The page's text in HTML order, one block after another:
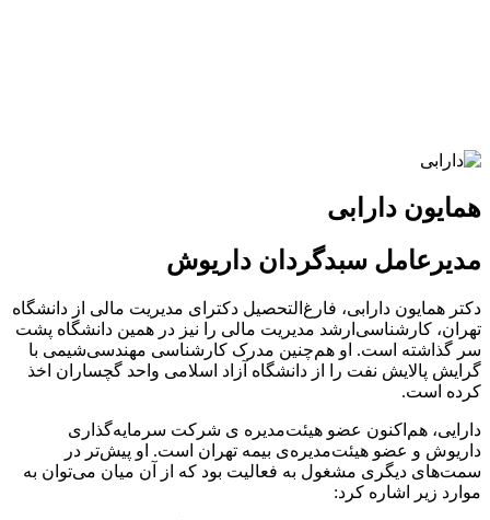
همایون دارابی
مدیرعامل سبدگردان داریوش
دکتر همایون دارابی، فارغ‌التحصیل دکترای مدیریت مالی از دانشگاه
تهران، کارشناسی‌ارشد مدیریت مالی را نیز در همین دانشگاه پشت
سر گذاشته است. او هم‌‌چنین مدرک کارشناسی مهندسی‌شیمی با
گرایش پالایش نفت را از دانشگاه آزاد اسلامی واحد گچساران اخذ
کرده است.
دارایی، هم‌اکنون عضو هیئت‌مدیره ی شرکت سرمایه‌گذاری
داریوش و عضو هیئت‌مدیره‌ی بیمه‌‌ تهران است. او پیش‌تر در
سمت‌های دیگری مشغول به فعالیت بود که از آن میان می‌توان به
موارد زیر اشاره کرد: